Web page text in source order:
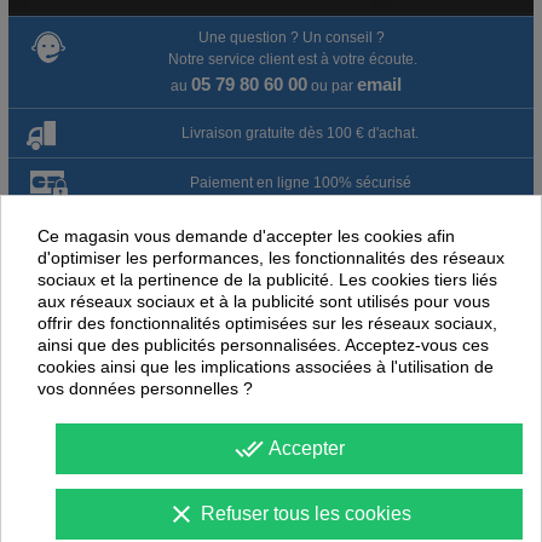
Une question ? Un conseil ?
Notre service client est à votre écoute.
au 05 79 80 60 00ou par email
Livraison gratuite dès 100 € d'achat.
Paiement en ligne 100% sécurisé
Paiement par virement
Satisfait ou remboursé jusqu'à 60 jours
NOUS PENSONS QUE CES ARTICLES
PEUVENT ÉGALEMENT VOUS INTÉRESSER
-40% -25
Ce magasin vous demande d'accepter les cookies afin
d'optimiser les performances, les fonctionnalités des réseaux
sociaux et la pertinence de la publicité. Les cookies tiers liés
aux réseaux sociaux et à la publicité sont utilisés pour vous
offrir des fonctionnalités optimisées sur les réseaux sociaux,
ainsi que des publicités personnalisées. Acceptez-vous ces
cookies ainsi que les implications associées à l'utilisation de
vos données personnelles ?
done_all Accepter
clear Refuser tous les cookies